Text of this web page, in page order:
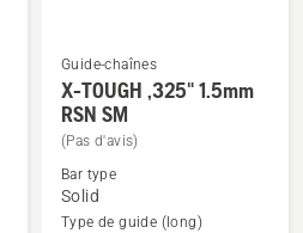
Voir
plus
de
détails
sur
Guide-chaînes
X-TOUGH ,325" 1.5mm
RSN SM
(Pas d'avis)
Bar type
Solid
Type de guide (long)